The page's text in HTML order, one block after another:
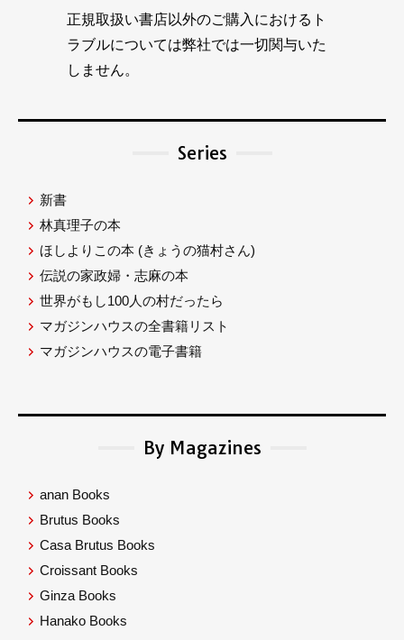
正規取扱い書店以外のご購入におけるト
ラブルについては弊社では一切関与いた
しません。
Series
新書
林真理子の本
ほしよりこの本 (きょうの猫村さん)
伝説の家政婦・志麻の本
世界がもし100人の村だったら
マガジンハウスの全書籍リスト
マガジンハウスの電子書籍
By Magazines
anan Books
Brutus Books
Casa Brutus Books
Croissant Books
Ginza Books
Hanako Books